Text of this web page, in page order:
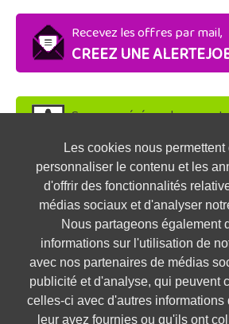
Les cookies nous permettent
personnaliser le contenu et les
d'offrir des fonctionnalités
médias sociaux et d'analyser
Nous partageons également
informations sur l'utilisation de
avec nos partenaires de médias
publicité et d'analyse, qui peuvent
celles-ci avec d'autres informations
leur avez fournies ou qu'ils ont
Recevez les offres par mail,
CREEZ UNE
Soyez repéré par les
DEPOSEZ VOTRE CV
Préparez vos entretiens,
TESTEZ-VOUS
OFFRES SIMILAIRES